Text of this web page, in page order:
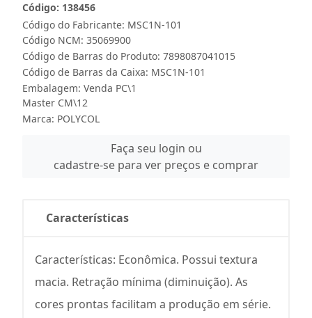
Código do Fabricante: MSC1N-101
Código: 138456
Código NCM: 35069900
Código de Barras do Produto: 7898087041015
Código de Barras da Caixa: MSC1N-101
Embalagem: Venda PC\1
Master CM\12
Marca: POLYCOL
Faça seu login ou
cadastre-se para ver preços e comprar
Características
Características: Econômica. Possui textura
macia. Retração mínima (diminuição). As
cores prontas facilitam a produção em série.